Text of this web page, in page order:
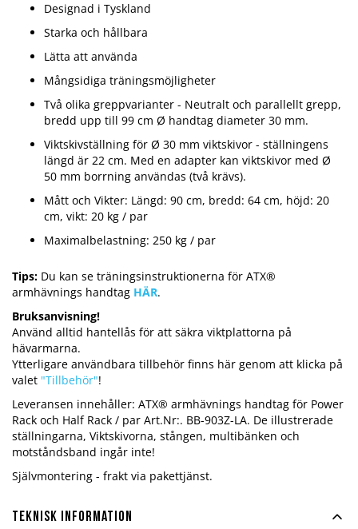
Designad i Tyskland
Starka och hållbara
Lätta att använda
Mångsidiga träningsmöjligheter
Två olika greppvarianter - Neutralt och parallellt grepp,
bredd upp till 99 cm Ø handtag diameter 30 mm.
Viktskivställning för Ø 30 mm viktskivor - ställningens
längd är 22 cm. Med en adapter kan viktskivor med Ø
50 mm borrning användas (två krävs).
Mått och Vikter: Längd: 90 cm, bredd: 64 cm, höjd: 20
cm, vikt: 20 kg / par
Maximalbelastning: 250 kg / par
Tips: Du kan se träningsinstruktionerna för ATX®
armhävnings handtag HÄR.
Bruksanvisning!
Använd alltid hantellås för att säkra viktplattorna på
hävarmarna.
Ytterligare användbara tillbehör finns här genom att klicka på
valet "Tillbehör"!
Leveransen innehåller: ATX® armhävnings handtag för Power
Rack och Half Rack / par Art.Nr:. BB-903Z-LA. De illustrerade
ställningarna, Viktskivorna, stången, multibänken och
motståndsband ingår inte!
Självmontering - frakt via pakettjänst.
Teknisk information